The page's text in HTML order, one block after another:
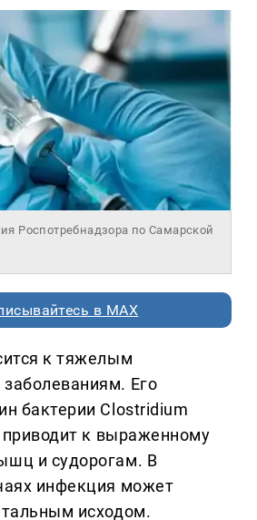
Роспотребнадзора по Самарской
в MAX
к тяжелым
Его
бактерии Clostridium
к выраженному
и судорогам. В
инфекция может
исходом.